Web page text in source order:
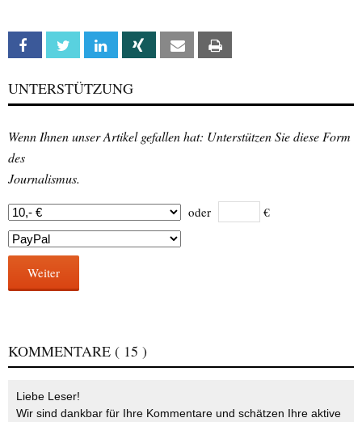
Facebook Twitter Linkedin Xing Email
UNTERSTÜTZUNG
Wenn Ihnen unser Artikel gefallen hat: Unterstützen Sie diese Form
des
Journalismus.
oder €
Weiter
KOMMENTARE ( 15 )
Liebe Leser!
Wir sind dankbar für Ihre Kommentare und schätzen Ihre aktive